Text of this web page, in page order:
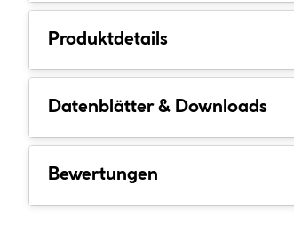
Produktdetails
Datenblätter & Downloads
Bewertungen